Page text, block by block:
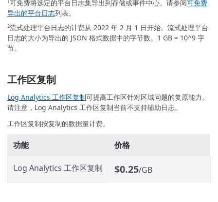
1可免费将选定的平台日志集导出到存储或事件中心。请参阅可免费
导出的平台日志列表。
2流式处理平台日志的计费从 2022 年 2 月 1 日开始。流式处理平台
日志的大小为导出的 JSON 格式数据中的字节数。1 GB = 10^9 字
节。
工作区复制
Log Analytics 工作区复制可提高工作区针对区域问题的复原能力。
请注意，Log Analytics 工作区复制当前不支持辅助日志。
工作区复制按复制的数据量计费。
功能 价格
Log Analytics 工作区复制 $0.25/GB